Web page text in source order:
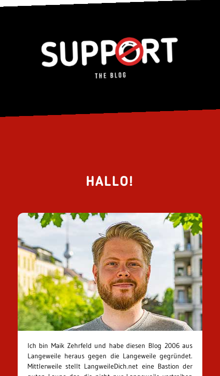
HALLO!
Ich bin Maik Zehrfeld und habe diesen Blog 2006 aus
Langeweile heraus gegen die Langeweile gegründet.
Mittlerweile stellt LangweileDich.net eine Bastion der